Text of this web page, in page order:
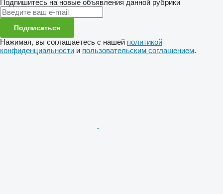
Подпишитесь на новые объявления данной рубрики
Подписаться
Нажимая, вы соглашаетесь с нашей политикой
конфиденциальности и пользовательским соглашением.